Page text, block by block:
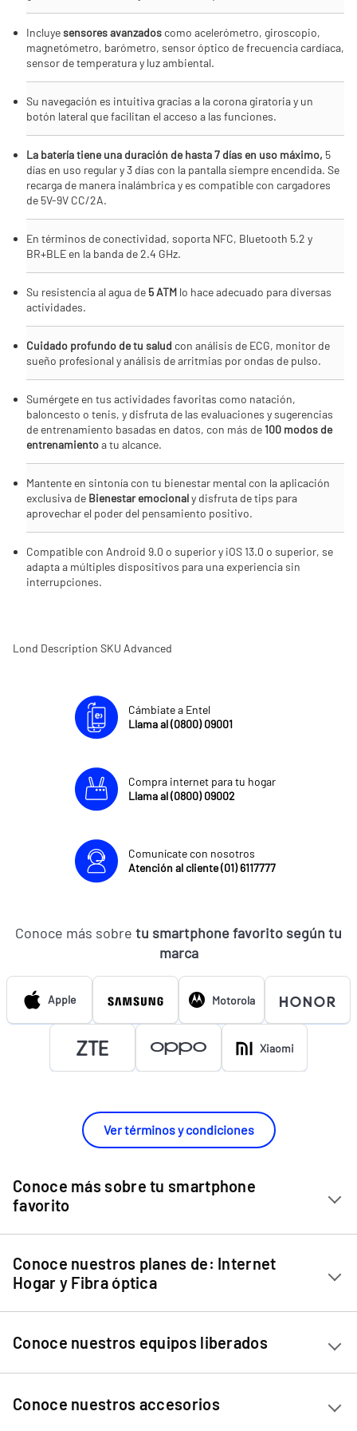
Incluyesensores avanzados como acelerómetro, giroscopio,
magnetómetro, barómetro, sensor óptico de frecuencia cardíaca,
sensor de temperatura y luz ambiental.
Su navegación es intuitiva gracias a la corona giratoria y un
botón lateral que facilitan el acceso a las funciones.
La batería tiene una duración de hasta 7 días en uso máximo, 5
días en uso regular y 3 días con la pantalla siempre encendida. Se
recarga de manera inalámbrica y es compatible con cargadores
de 5V-9V CC/2A.
En términos de conectividad, soporta NFC, Bluetooth 5.2 y
BR+BLE en la banda de 2.4 GHz.
Su resistencia al agua de 5 ATM lo hace adecuado para diversas
actividades.
Cuidado profundo de tu salud con análisis de ECG, monitor de
sueño profesional y análisis de arritmias por ondas de pulso.
Sumérgete en tus actividades favoritas como natación,
baloncesto o tenis, y disfruta de las evaluaciones y sugerencias
de entrenamiento basadas en datos, con más de 100 modos de
entrenamientoa tu alcance.
Mantente en sintonía con tu bienestar mental con la aplicación
exclusiva de Bienestar emocionaly disfruta de tips para
aprovechar el poder del pensamiento positivo.
Compatible con Android 9.0 o superior y iOS 13.0 o superior, se
adapta a múltiples dispositivos para una experiencia sin
interrupciones.
Lond Description SKU Advanced
Cámbiate a Entel
Llama al (0800) 09001
Compra internet para tu hogar
Llama al (0800) 09002
Comunícate con nosotros
Atención al cliente (01) 6117777
Conoce más sobre tu smartphone favorito según tu
marca
Apple Motorola
Xiaomi
Ver términos y condiciones
Conoce más sobre tu smartphone
favorito
Chip Entel
Apple iPhone 11
Apple iPhone 12 Mini
Apple iPhone 13 Mini
Apple iPhone 13
Apple iPhone 13 Pro
Conoce nuestros planes de: Internet
Hogar y Fibra óptica
Internet Hogar
Fibra Óptica
Conoce nuestros equipos liberados
Ver equipos liberados
Conoce nuestros accesorios